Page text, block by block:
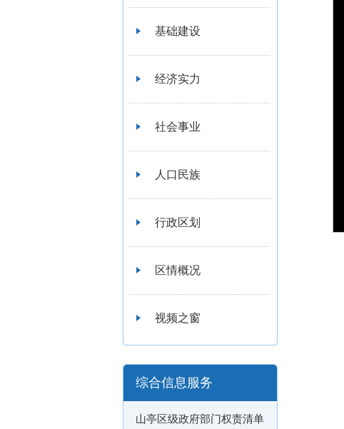
基础建设
经济实力
社会事业
人口民族
行政区划
区情概况
视频之窗
综合信息服务
山亭区级政府部门权责清单